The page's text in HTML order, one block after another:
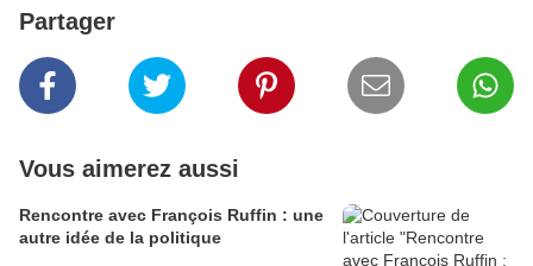
Partager
Vous aimerez aussi
Rencontre avec François Ruffin : une
autre idée de la politique